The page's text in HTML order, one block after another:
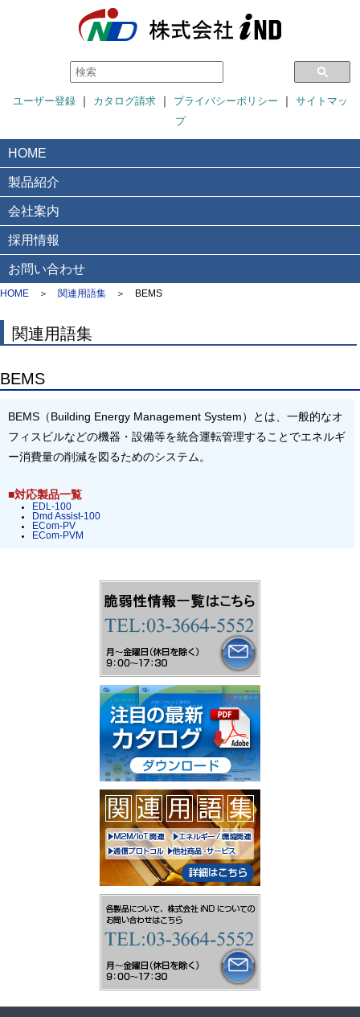
ユーザー登録｜ カタログ請求｜ プライバシーポリシー ｜ サイトマッ
プ
HOME
製品紹介
会社案内
採用情報
お問い合わせ
HOME ＞ 関連用語集 ＞ BEMS
関連用語集
BEMS
BEMS（Building Energy Management System）とは、一般的なオ
フィスビルなどの機器・設備等を統合運転管理することでエネルギ
ー消費量の削減を図るためのシステム。
■対応製品一覧
EDL-100
Dmd Assist-100
ECom-PV
ECom-PVM